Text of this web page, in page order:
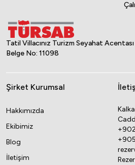
Tatil Villacınız Turizm Seyahat Acentası
Belge No: 11098
Şirket Kurumsal
Hakkımızda
Ekibimiz
Blog
İletişim